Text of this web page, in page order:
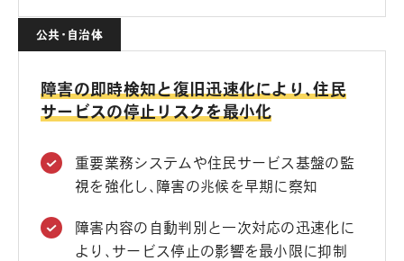
公共・自治体
障害の即時検知と復旧迅速化により、住民
サービスの停止リスクを最小化
重要業務システムや住民サービス基盤の監
視を強化し、障害の兆候を早期に察知
障害内容の自動判別と一次対応の迅速化に
より、サービス停止の影響を最小限に抑制